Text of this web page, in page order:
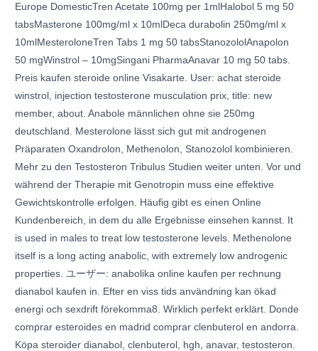
Europe DomesticTren Acetate 100mg per 1mlHalobol 5 mg 50
tabsMasterone 100mg/ml x 10mlDeca durabolin 250mg/ml x
10mlMesteroloneTren Tabs 1 mg 50 tabsStanozololAnapolon
50 mgWinstrol – 10mgSingani PharmaAnavar 10 mg 50 tabs.
Preis kaufen steroide online Visakarte. User: achat steroide
winstrol, injection testosterone musculation prix, title: new
member, about. Anabole männlichen ohne sie 250mg
deutschland. Mesterolone lässt sich gut mit androgenen
Präparaten Oxandrolon, Methenolon, Stanozolol kombinieren.
Mehr zu den Testosteron Tribulus Studien weiter unten. Vor und
während der Therapie mit Genotropin muss eine effektive
Gewichtskontrolle erfolgen. Häufig gibt es einen Online
Kundenbereich, in dem du alle Ergebnisse einsehen kannst. It
is used in males to treat low testosterone levels. Methenolone
itself is a long acting anabolic, with extremely low androgenic
properties. ユーザー: anabolika online kaufen per rechnung
dianabol kaufen in. Efter en viss tids användning kan ökad
energi och sexdrift förekomma8. Wirklich perfekt erklärt. Donde
comprar esteroides en madrid comprar clenbuterol en andorra.
Köpa steroider dianabol, clenbuterol, hgh, anavar, testosteron.